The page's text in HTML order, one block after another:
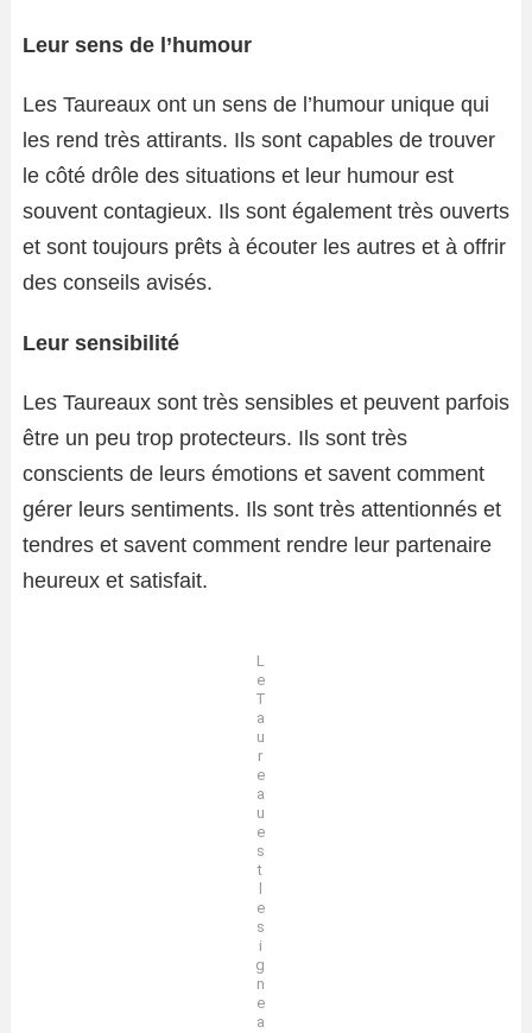
Leur sens de l’humour
Les Taureaux ont un sens de l’humour unique qui
les rend très attirants. Ils sont capables de trouver
le côté drôle des situations et leur humour est
souvent contagieux. Ils sont également très ouverts
et sont toujours prêts à écouter les autres et à offrir
des conseils avisés.
Leur sensibilité
Les Taureaux sont très sensibles et peuvent parfois
être un peu trop protecteurs. Ils sont très
conscients de leurs émotions et savent comment
gérer leurs sentiments. Ils sont très attentionnés et
tendres et savent comment rendre leur partenaire
heureux et satisfait.
L
e
T
a
u
r
e
a
u
e
s
t
e
s
i
g
n
e
a